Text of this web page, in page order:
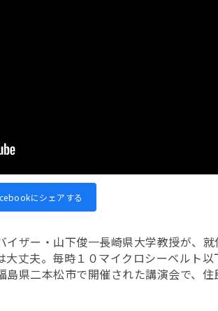
にシェアする
ザー・山下俊一長崎県大学教授が、
丈夫。毎時１０マイクロシーベルト
県二本松市で開催された講演会で、